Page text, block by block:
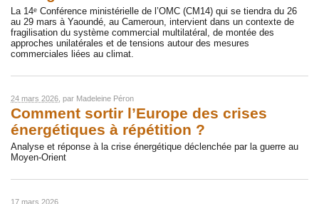
La 14ᵉ Conférence ministérielle de l’OMC (CM14) qui se tiendra du 26
au 29 mars à Yaoundé, au Cameroun, intervient dans un contexte de
fragilisation du système commercial multilatéral, de montée des
approches unilatérales et de tensions autour des mesures
commerciales liées au climat.
24 mars 2026 , par Madeleine Péron
Comment sortir l’Europe des crises
énergétiques à répétition ?
Analyse et réponse à la crise énergétique déclenchée par la guerre au
Moyen-Orient
17 mars 2026